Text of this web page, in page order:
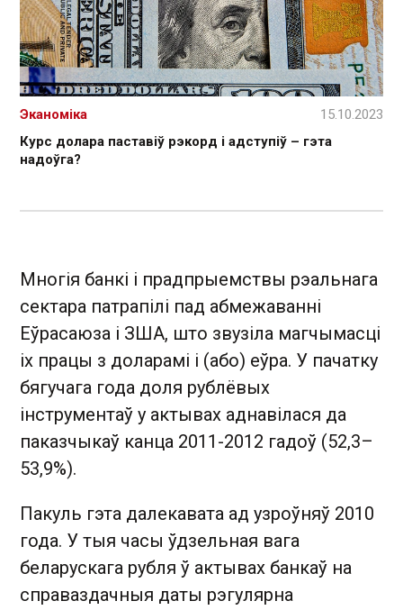
Курс долара паставіў рэкорд і адступіў – гэта
надоўга?
Эканоміка 15.10.2023
Многія банкі і прадпрыемствы рэальнага
сектара патрапілі пад абмежаванні
Еўрасаюза і ЗША, што звузіла магчымасці
іх працы з доларамі і (або) еўра. У пачатку
бягучага года доля рублёвых
інструментаў у актывах аднавілася да
паказчыкаў канца 2011-2012 гадоў (52,3–
53,9%).
Пакуль гэта далекавата ад узроўняў 2010
года. У тыя часы ўдзельная вага
беларускага рубля ў актывах банкаў на
справаздачныя даты рэгулярна